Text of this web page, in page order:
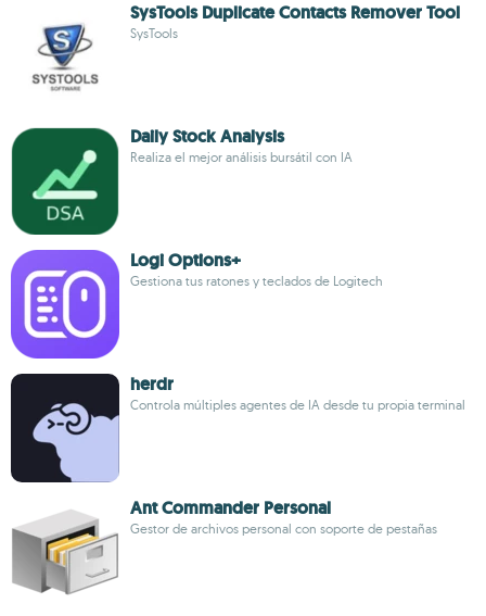
SysTools Duplicate Contacts Remover Tool
SysTools
Daily Stock Analysis
Realiza el mejor análisis bursátil con IA
Logi Options+
Gestiona tus ratones y teclados de Logitech
herdr
Controla múltiples agentes de IA desde tu propia terminal
Ant Commander Personal
Gestor de archivos personal con soporte de pestañas